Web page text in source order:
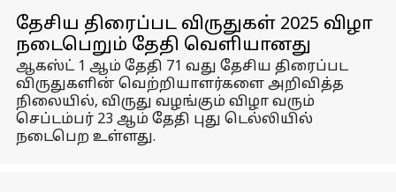
தேசிய திரைப்பட விருதுகள் 2025 விழா
நடைபெறும் தேதி வெளியானது
ஆகஸ்ட் 1 ஆம் தேதி 71 வது தேசிய திரைப்பட
விருதுகளின் வெற்றியாளர்களை அறிவித்த
நிலையில், விருது வழங்கும் விழா வரும்
செப்டம்பர் 23 ஆம் தேதி புது டெல்லியில்
நடைபெற உள்ளது.